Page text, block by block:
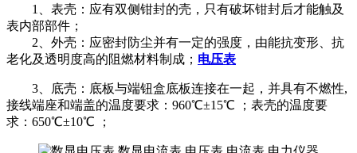
1、表壳：应有双侧钳封的壳，只有破坏钳封后才能触及
表内部部件；
2、外壳：应密封防尘并有一定的强度，由能抗变形、抗
老化及透明度高的阻燃材料制成； 电压表
3、底壳：底板与端钮盒底板连接在一起，并具有不燃性,
接线端座和端盖的温度要求：960℃±15℃ ；表壳的温度要
求：650℃±10℃ ；